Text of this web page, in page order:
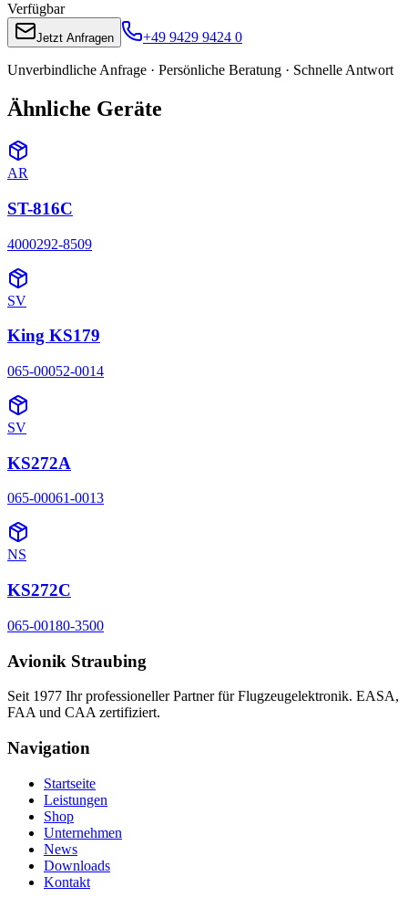
Verfügbar
Jetzt Anfragen +49 9429 9424 0
Unverbindliche Anfrage · Persönliche Beratung · Schnelle Antwort
Ähnliche Geräte
AR
ST-816C
4000292-8509
SV
King KS179
065-00052-0014
SV
KS272A
065-00061-0013
NS
KS272C
065-00180-3500
Avionik Straubing
Seit 1977 Ihr professioneller Partner für Flugzeugelektronik. EASA,
FAA und CAA zertifiziert.
Navigation
Startseite
Leistungen
Shop
Unternehmen
News
Downloads
Kontakt